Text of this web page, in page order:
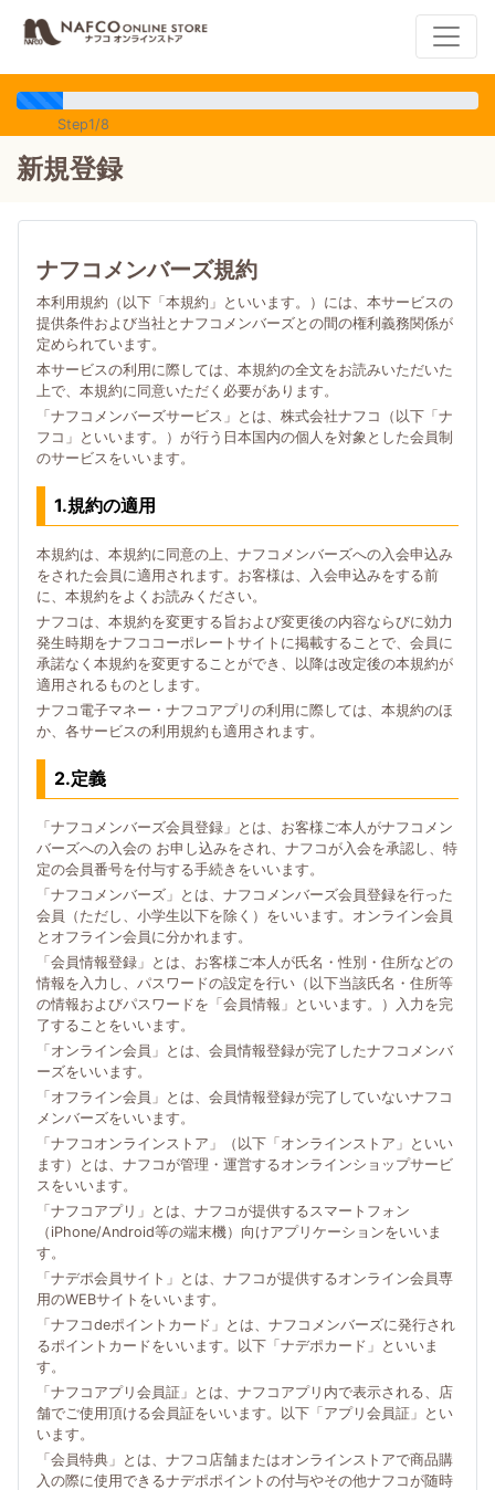
Step1/8
新規登録
ナフコメンバーズ規約
本利用規約（以下「本規約」といいます。）には、本サービスの
提供条件および当社とナフコメンバーズとの間の権利義務関係が
定められています。
本サービスの利用に際しては、本規約の全文をお読みいただいた
上で、本規約に同意いただく必要があります。
「ナフコメンバーズサービス」とは、株式会社ナフコ（以下「ナ
フコ」といいます。）が行う日本国内の個人を対象とした会員制
のサービスをいいます。
1.規約の適用
本規約は、本規約に同意の上、ナフコメンバーズへの入会申込み
をされた会員に適用されます。お客様は、入会申込みをする前
に、本規約をよくお読みください。
ナフコは、本規約を変更する旨および変更後の内容ならびに効力
発生時期をナフココーポレートサイトに掲載することで、会員に
承諾なく本規約を変更することができ、以降は改定後の本規約が
適用されるものとします。
ナフコ電子マネー・ナフコアプリの利用に際しては、本規約のほ
か、各サービスの利用規約も適用されます。
2.定義
「ナフコメンバーズ会員登録」とは、お客様ご本人がナフコメン
バーズへの入会の お申し込みをされ、ナフコが入会を承認し、特
定の会員番号を付与する手続きをいいます。
「ナフコメンバーズ」とは、ナフコメンバーズ会員登録を行った
会員（ただし、小学生以下を除く）をいいます。オンライン会員
とオフライン会員に分かれます。
「会員情報登録」とは、お客様ご本人が氏名・性別・住所などの
情報を入力し、パスワードの設定を行い（以下当該氏名・住所等
の情報およびパスワードを「会員情報」といいます。）入力を完
了することをいいます。
「オンライン会員」とは、会員情報登録が完了したナフコメンバ
ーズをいいます。
「オフライン会員」とは、会員情報登録が完了していないナフコ
メンバーズをいいます。
「ナフコオンラインストア」（以下「オンラインストア」といい
ます）とは、ナフコが管理・運営するオンラインショップサービ
スをいいます。
「ナフコアプリ」とは、ナフコが提供するスマートフォン
（iPhone/Android等の端末機）向けアプリケーションをいいま
す。
「ナデポ会員サイト」とは、ナフコが提供するオンライン会員専
用のWEBサイトをいいます。
「ナフコdeポイントカード」とは、ナフコメンバーズに発行され
るポイントカードをいいます。以下「ナデポカード」といいま
す。
「ナフコアプリ会員証」とは、ナフコアプリ内で表示される、店
舗でご使用頂ける会員証をいいます。以下「アプリ会員証」とい
います。
「会員特典」とは、ナフコ店舗またはオンラインストアで商品購
入の際に使用できるナデポポイントの付与やその他ナフコが随時